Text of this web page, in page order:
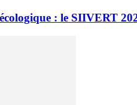
: le SIIVERT